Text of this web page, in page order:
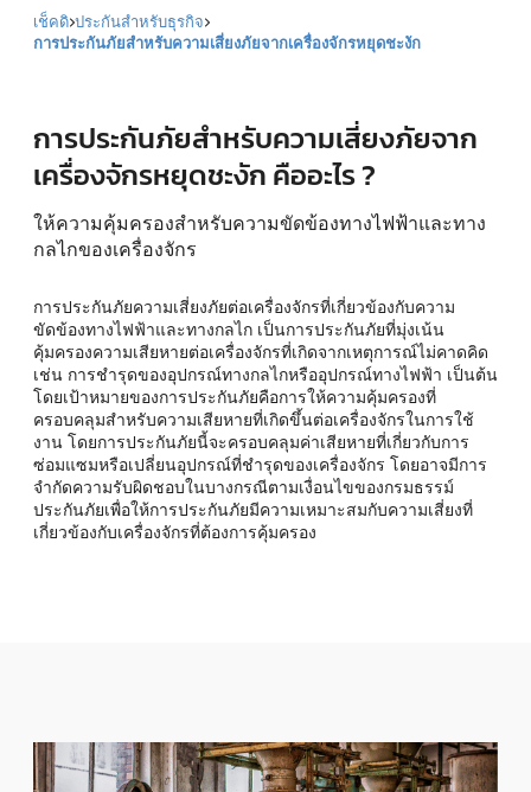
เช็คดิ ประกันสำหรับธุรกิจ
การประกันภัยสำหรับความเสี่ยงภัยจากเครื่องจักรหยุดชะงัก
การประกันภัยสำหรับความเสี่ยงภัยจาก
เครื่องจักรหยุดชะงัก คืออะไร ?
ให้ความคุ้มครองสำหรับความขัดข้องทางไฟฟ้าและทาง
กลไกของเครื่องจักร
การประกันภัยความเสี่ยงภัยต่อเครื่องจักรที่เกี่ยวข้องกับความ
ขัดข้องทางไฟฟ้าและทางกลไก เป็นการประกันภัยที่มุ่งเน้น
คุ้มครองความเสียหายต่อเครื่องจักรที่เกิดจากเหตุการณ์ไม่คาดคิด
เช่น การชำรุดของอุปกรณ์ทางกลไกหรืออุปกรณ์ทางไฟฟ้า เป็นต้น
โดยเป้าหมายของการประกันภัยคือการให้ความคุ้มครองที่
ครอบคลุมสำหรับความเสียหายที่เกิดขึ้นต่อเครื่องจักรในการใช้
งาน โดยการประกันภัยนี้จะครอบคลุมค่าเสียหายที่เกี่ยวกับการ
ซ่อมแซมหรือเปลี่ยนอุปกรณ์ที่ชำรุดของเครื่องจักร โดยอาจมีการ
จำกัดความรับผิดชอบในบางกรณีตามเงื่อนไขของกรมธรรม์
ประกันภัยเพื่อให้การประกันภัยมีความเหมาะสมกับความเสี่ยงที่
เกี่ยวข้องกับเครื่องจักรที่ต้องการคุ้มครอง